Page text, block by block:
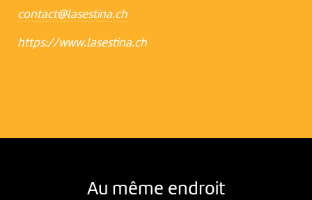
contact@lasestina.ch
https://www.lasestina.ch
Au même endroit